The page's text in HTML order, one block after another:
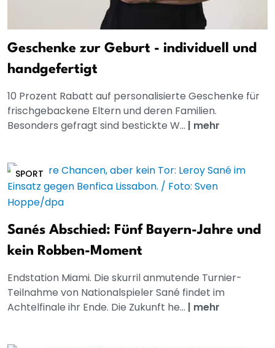
Geschenke zur Geburt - individuell und
handgefertigt
10 Prozent Rabatt auf personalisierte Geschenke für
frischgebackene Eltern und deren Familien.
Besonders gefragt sind bestickte W... | mehr
SPORT
Sanés Abschied: Fünf Bayern-Jahre und
kein Robben-Moment
Endstation Miami. Die skurril anmutende Turnier-
Teilnahme von Nationalspieler Sané findet im
Achtelfinale ihr Ende. Die Zukunft he... | mehr